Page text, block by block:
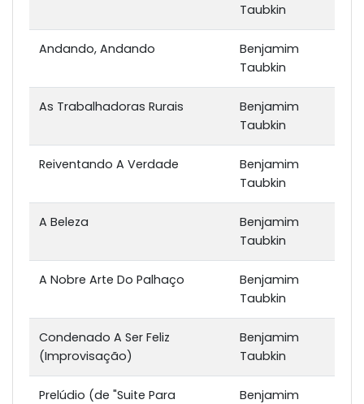
Taubkin
Andando, Andando
Benjamim
Taubkin
As Trabalhadoras Rurais
Benjamim
Taubkin
Reiventando A Verdade
Benjamim
Taubkin
A Beleza
Benjamim
Taubkin
A Nobre Arte Do Palhaço
Benjamim
Taubkin
Condenado A Ser Feliz
(Improvisação)
Benjamim
Taubkin
Prelúdio (de "Suite Para
Benjamim